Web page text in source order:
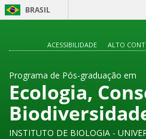
BRASIL
ACESSIBILIDADE
ALTO
Programa de Pós-graduação em
Ecologia,
INSTITUTO DE BIOLOGIA -